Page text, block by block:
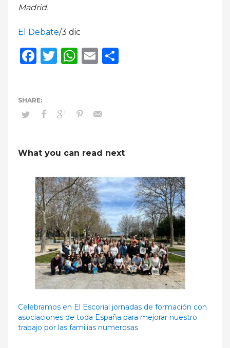
Madrid.
El Debate/3 dic
Facebook
Twitter
WhatsApp
Email
What you can read next
Celebramos en El Escorial jornadas de formación con
asociaciones de toda España para mejorar nuestro
trabajo por las familias numerosas